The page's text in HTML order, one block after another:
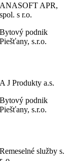
ANASOFT APR,
spol. s r.o.
Bytový podnik
Piešťany, s.r.o.
A J Produkty a.s.
Bytový podnik
Piešťany, s.r.o.
Remeselné služby s.